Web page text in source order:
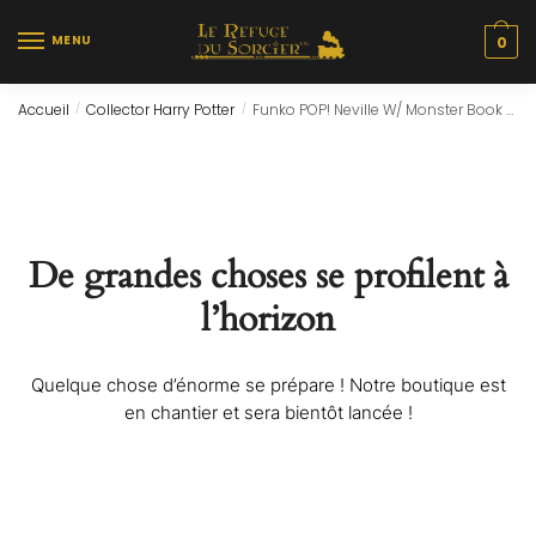
MENU 0
Accueil / Collector Harry Potter / Funko POP! Neville W/ Monster Book (116)
De grandes choses se profilent à
l’horizon
Quelque chose d’énorme se prépare ! Notre boutique est
en chantier et sera bientôt lancée !